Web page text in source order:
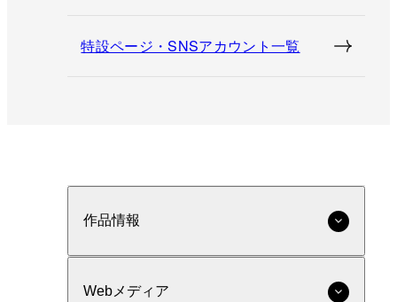
特設ページ・SNSアカウント一覧
作品情報
Webメディア